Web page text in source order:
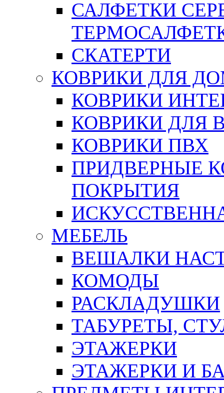
САЛФЕТКИ
СКАТЕРТИ
КОВРИКИ ДЛЯ
КОВРИКИ
КОВРИКИ ДЛЯ
КОВРИКИ ПВХ
ПРИДВЕРНЫЕ
ПОКРЫТИЯ
МЕБЕЛЬ
ВЕШАЛКИ
КОМОДЫ
РАСКЛАДУШКИ
ТАБУРЕТЫ,
ЭТАЖЕРКИ
ЭТАЖЕРКИ И